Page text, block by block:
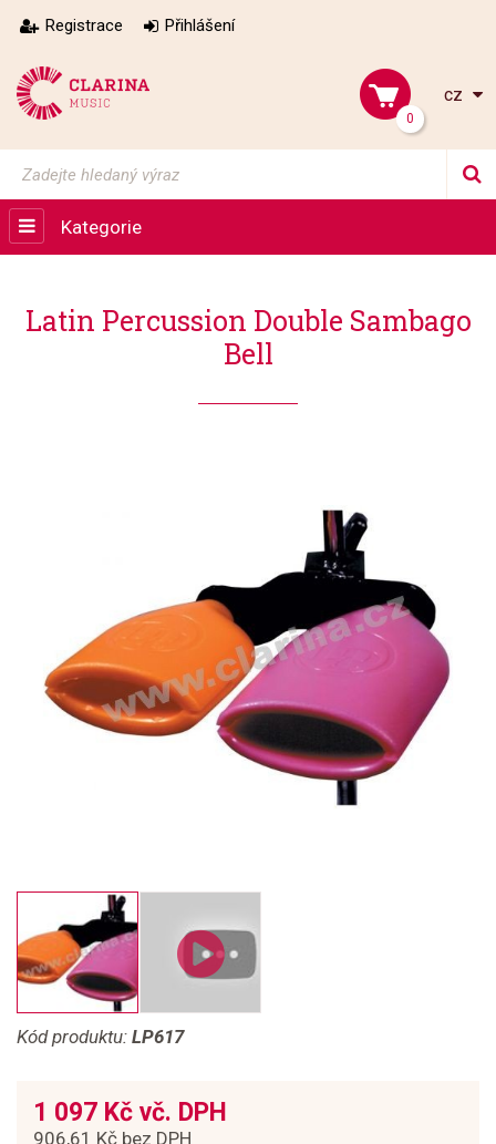
Registrace Přihlášení
0
cz
Kategorie
Latin Percussion Double Sambago
Bell
Kód produktu: LP617
1 097 Kč vč. DPH
906,61 Kč bez DPH